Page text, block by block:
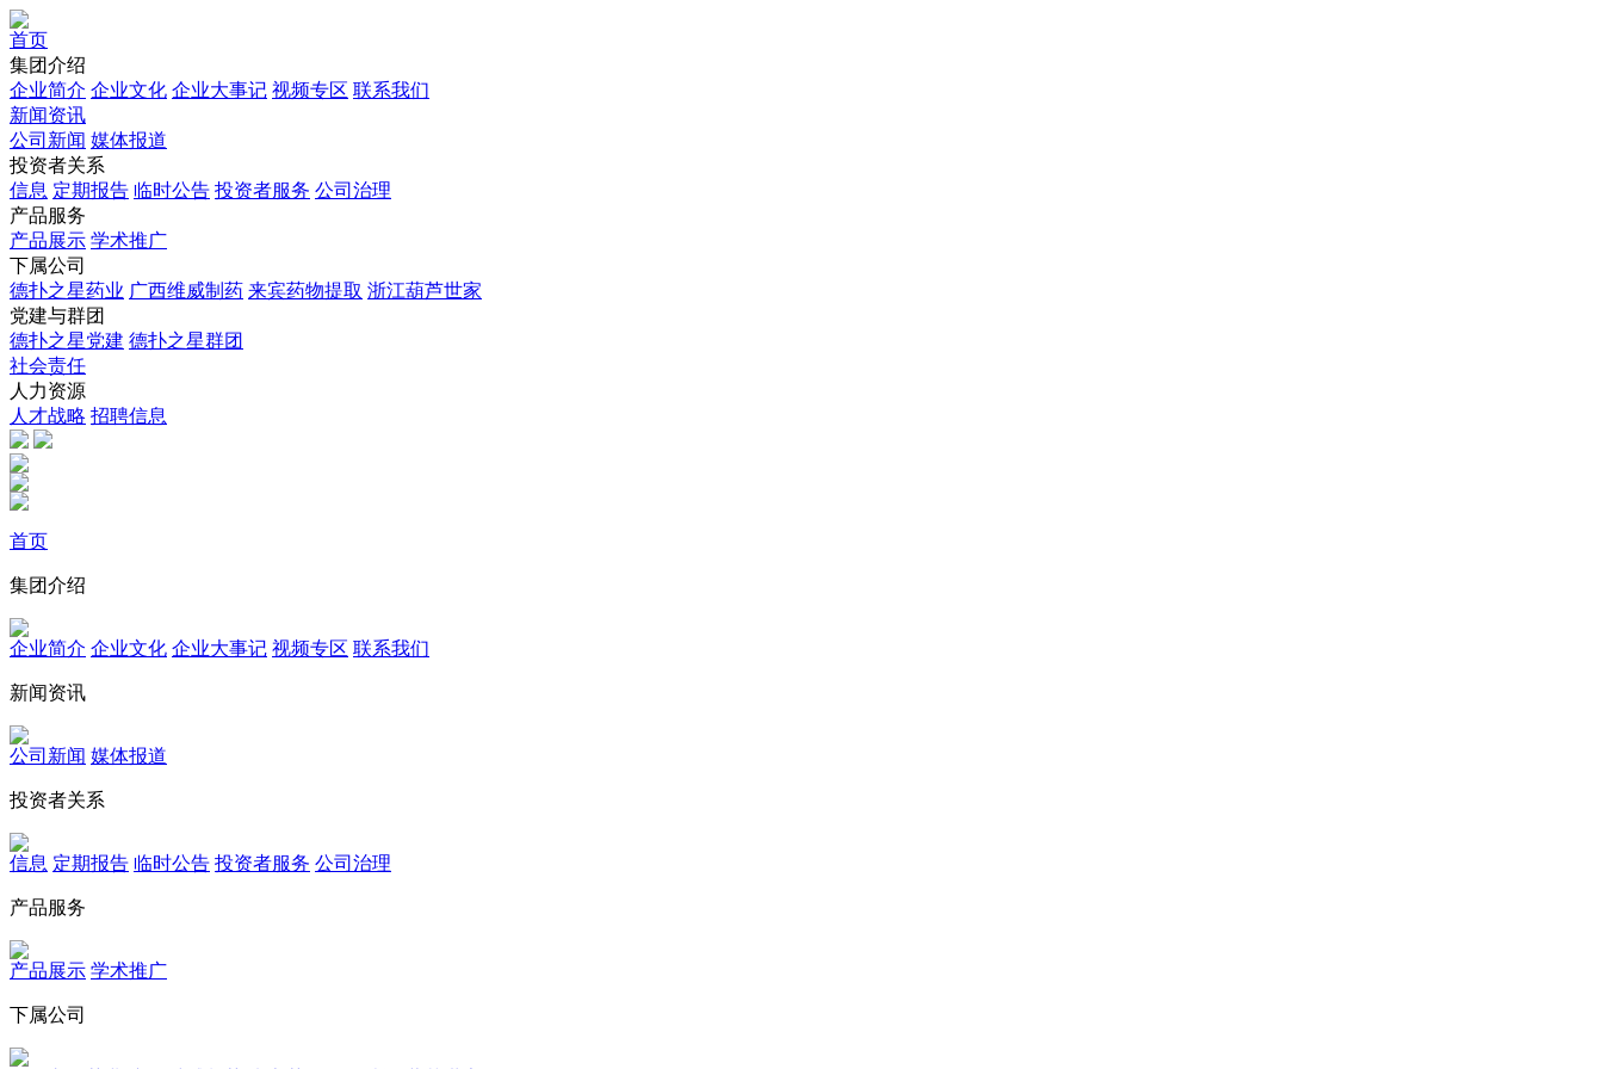
首页
集团介绍
企业简介 企业文化 企业⼤事记 视频专区 联系我们
新闻资讯
公司新闻 媒体报道
投资者关系
信息 定期报告 临时公告 投资者服务 公司治理
产品服务
产品展示 学术推广
下属公司
德扑之星药业 广西维威制药 来宾药物提取 浙江葫芦世家
党建与群团
德扑之星党建 德扑之星群团
社会责任
人力资源
人才战略 招聘信息
首页
集团介绍
企业简介 企业文化 企业⼤事记 视频专区 联系我们
新闻资讯
公司新闻 媒体报道
投资者关系
信息 定期报告 临时公告 投资者服务 公司治理
产品服务
产品展示 学术推广
下属公司